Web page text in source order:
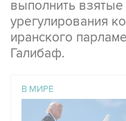
выполнить взятые
урегулирования
иранского
Галибаф.
В МИРЕ